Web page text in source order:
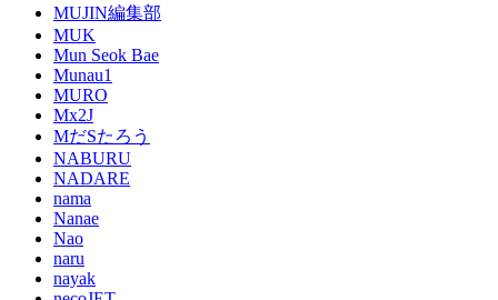
MUJIN編集部
MUK
Mun Seok Bae
Munau1
MURO
Mx2J
MだSたろう
NABURU
NADARE
nama
Nanae
Nao
naru
nayak